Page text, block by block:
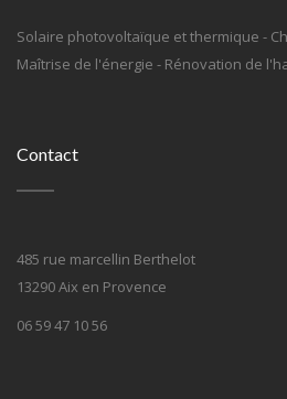
Solaire photovoltaïque et thermique -
Maîtrise de l'énergie - Rénovation de
Contact
485 rue marcellin Berthelot
13290 Aix en Provence
06 59 47 10 56